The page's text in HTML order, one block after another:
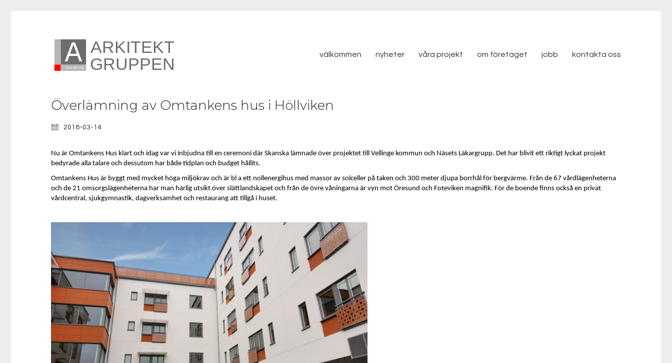
välkommen nyheter våra projekt om företaget jobb kontakta oss
Överlämning av Omtankens hus i Höllviken
2018-03-14
Nu är Omtankens Hus klart och idag var vi inbjudna till en ceremoni där Skanska lämnade över projektet till Vellinge kommun och Näsets Läkargrupp. Det har blivit ett riktigt lyckat projekt
bedyrade alla talare och dessutom har både tidplan och budget hållits.
Omtankens Hus är byggt med mycket höga miljökrav och är bl a ett nollenergihus med massor av solceller på taken och 300 meter djupa borrhål för bergvärme. Från de 67 vårdlägenheterna
och de 21 omsorgslägenheterna har man härlig utsikt över slättlandskapet och från de övre våningarna är vyn mot Öresund och Foteviken magnifik. För de boende finns också en privat
vårdcentral, sjukgymnastik, dagverksamhet och restaurang att tillgå i huset.